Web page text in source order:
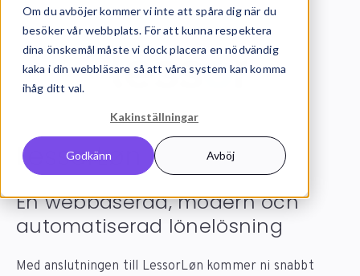
Om du avböjer kommer vi inte att spåra dig när du
besöker vår webbplats. För att kunna respektera
dina önskemål måste vi dock placera en nödvändig
kaka i din webbläsare så att våra system kan komma
ihåg ditt val.
Kakinställningar
Godkänn Avböj
LessorLøn integration
En webbaserad, modern och
automatiserad lönelösning
Med anslutningen till LessorLøn kommer ni snabbt